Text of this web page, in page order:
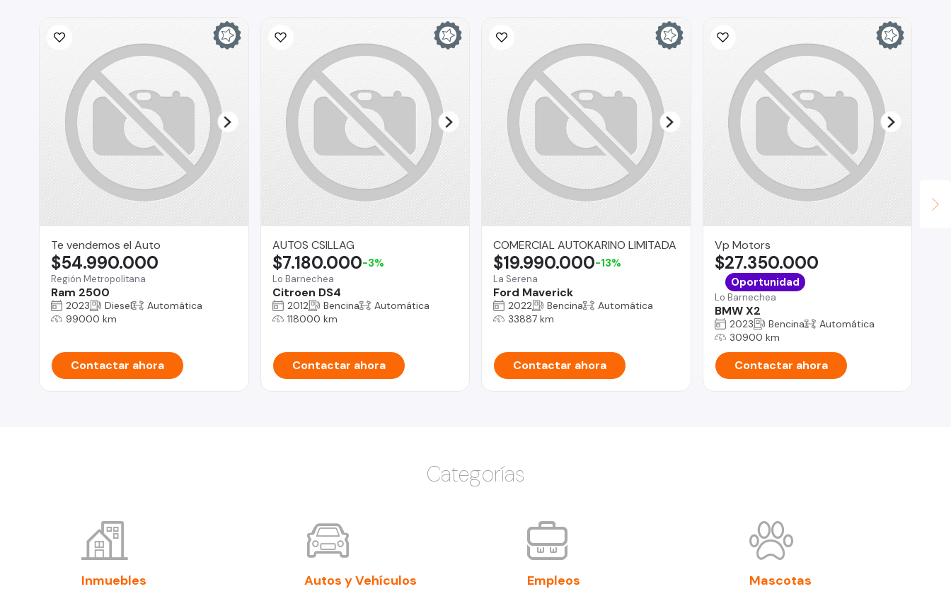
Te vendemos el Auto
Región Metropolitana
Ram 2500
$54.990.000
2023 Diesel
Automática
99000 km
Contactar ahora
AUTOS CSILLAG
Lo Barnechea
Citroen DS4
$7.180.000-3%
2012 Bencina
Automática
118000 km
Contactar ahora
COMERCIAL AUTOKARINO LIMITADA
La Serena
Ford Maverick
$19.990.000-13%
2022 Bencina
Automática
33887 km
Contactar ahora
Vp Motors
Lo Barnechea
BMW X2
$27.350.000
Oportunidad
2023 Bencina
Automática
30900 km
Contactar ahora
Categorías
Inmuebles Autos y Vehículos Empleos Mascotas